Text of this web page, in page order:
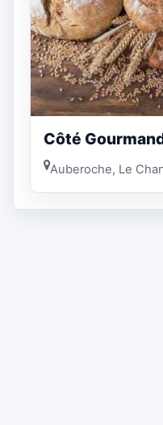
Côté
Auberoche, Le